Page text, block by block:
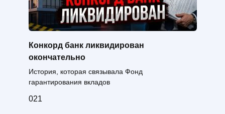
Конкорд банк ликвидирован
окончательно
История, которая связывала Фонд
гарантирования вкладов
021